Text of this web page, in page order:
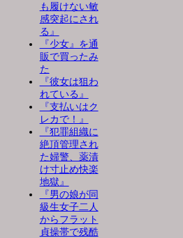
も履けない敏
感突起にされ
る』
『少女』を通
販で買ったみ
た
『彼女は狙わ
れている』
『支払いはク
レカで！』
『犯罪組織に
絶頂管理され
た婦警、薬漬
け寸止め快楽
地獄』
『男の娘が同
級生女子二人
からフラット
貞操帯で残酷